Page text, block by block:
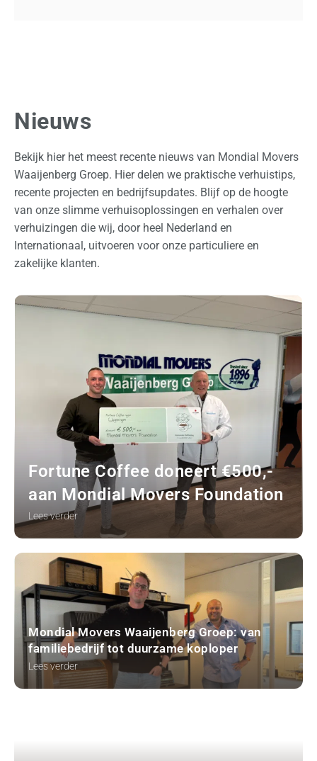
Nieuws
Bekijk hier het meest recente nieuws van Mondial Movers
Waaijenberg Groep. Hier delen we praktische verhuistips,
recente projecten en bedrijfsupdates. Blijf op de hoogte
van onze slimme verhuisoplossingen en verhalen over
verhuizingen die wij, door heel Nederland en
Internationaal, uitvoeren voor onze particuliere en
zakelijke klanten.
Fortune Coffee doneert €500,-
aan Mondial Movers Foundation
Lees verder
Mondial Movers Waaijenberg Groep: van
familiebedrijf tot duurzame koploper
Lees verder